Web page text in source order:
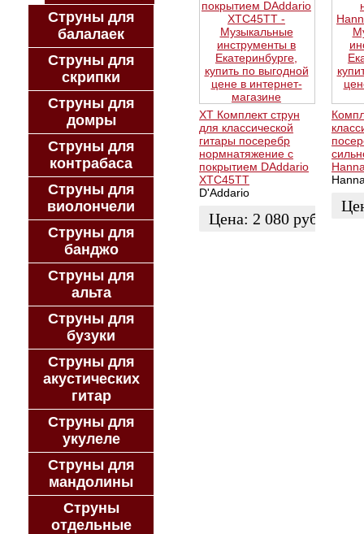
XT Комплект струн
для классической
гитары посеребр
нормнатяжение с
покрытием DAddario
XTC45TT
D'Addario
Цена: 2 080 руб.
Струны для
балалаек
Струны для
скрипки
Струны для
домры
Струны для
контрабаса
Струны для
виолончели
Струны для
банджо
Струны для
альта
Струны для
бузуки
Струны для
акустических
гитар
Струны для
укулеле
Струны для
мандолины
Струны
отдельные